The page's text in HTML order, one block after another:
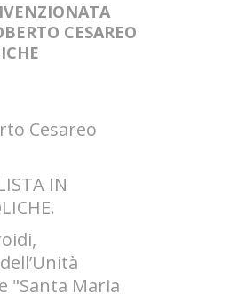
CESAREO
Cesareo
IN
"Santa Maria